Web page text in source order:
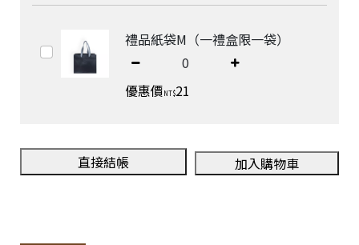
禮品紙袋M（一禮盒限一袋）
優惠價NT$21
直接結帳 加入購物車